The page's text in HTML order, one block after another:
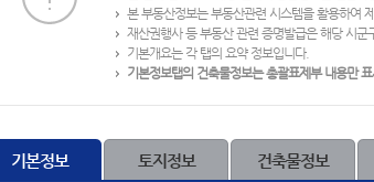
본 부동산정보는 부동산관련 시스템을 활용하여
재산권행사 등 부동산 관련 증명발급은 해당 시군
기본개요는 각 탭의 요약 정보입니다.
기본정보탭의 건축물정보는 총괄표제부 내용만
기본정보 토지정보 건축물정보